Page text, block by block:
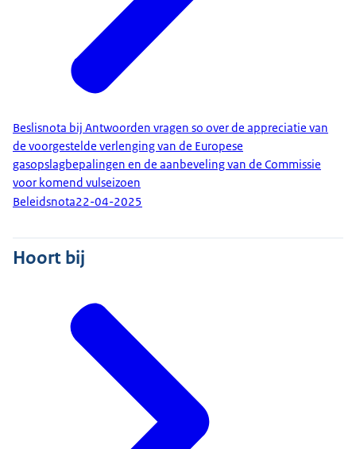
Beslisnota bij Antwoorden vragen so over de appreciatie van
de voorgestelde verlenging van de Europese
gasopslagbepalingen en de aanbeveling van de Commissie
voor komend vulseizoen
Beleidsnota22-04-2025
Hoort bij